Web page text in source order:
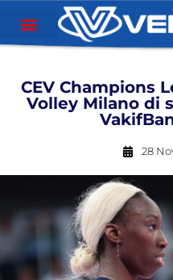
CEV Champions
Volley Milano di
28